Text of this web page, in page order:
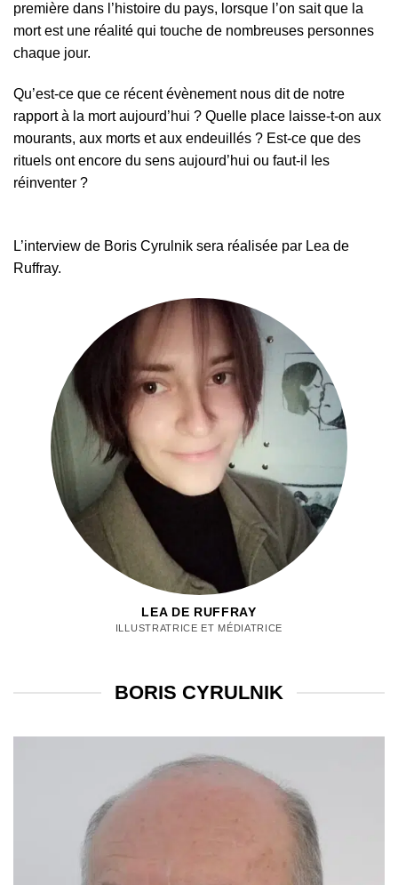
première dans l’histoire du pays, lorsque l’on sait que la
mort est une réalité qui touche de nombreuses personnes
chaque jour.
Qu’est-ce que ce récent évènement nous dit de notre
rapport à la mort aujourd’hui ? Quelle place laisse-t-on aux
mourants, aux morts et aux endeuillés ? Est-ce que des
rituels ont encore du sens aujourd’hui ou faut-il les
réinventer ?
L’interview de Boris Cyrulnik sera réalisée par Lea de
Ruffray.
LEA DE RUFFRAY
ILLUSTRATRICE ET MÉDIATRICE
BORIS CYRULNIK